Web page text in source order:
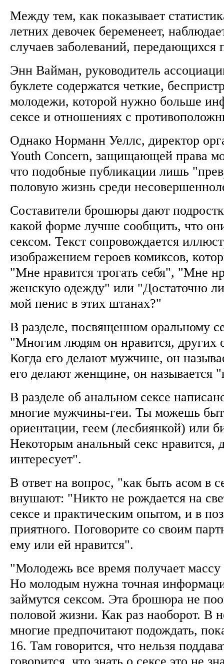
Между тем, как показывает
летних девочек беременеет,
случаев заболеваний,
Энн Вайман, руководитель
буклете содержатся четкие,
молодежи, которой нужно больше
сексе и отношениях с
Однако Норманн Уеллс, директор
Youth Concern, защищающей права
что подобные публикации лишь
половую жизнь среди
Составители брошюры дают
какой форме лучше сообщить, что
сексом. Текст сопровождается
изображением героев комиксов,
"Мне нравится трогать себя", "Мне
женскую одежду" или "Достаточно
мой пенис в этих штанах?"
В разделе, посвященном оральному
"Многим людям он нравится, других
Когда его делают мужчине, он
его делают женщине, он называется
В разделе об анальном сексе
многие мужчины-геи. Ты можешь
ориентации, геем (лесбиянкой) или
Некоторым анальный секс нравится,
интересует".
В ответ на вопрос, "как быть асом в
внушают: "Никто не рождается на
сексе и практическим опытом, и в
приятного. Поговорите со своим
ему или ей нравится".
"Молодежь все время получает
Но молодым нужна точная
займутся сексом. Эта брошюра не
половой жизни. Как раз наоборот. В
многие предпочитают подождать,
16. Там говорится, что нельзя
говорится, что знать о сексе это не